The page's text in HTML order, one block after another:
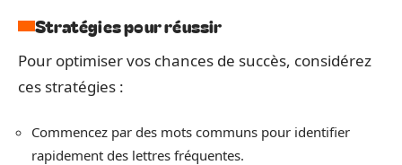
Stratégies pour réussir
Pour optimiser vos chances de succès, considérez
ces stratégies :
Commencez par des mots communs pour identifier
rapidement des lettres fréquentes.